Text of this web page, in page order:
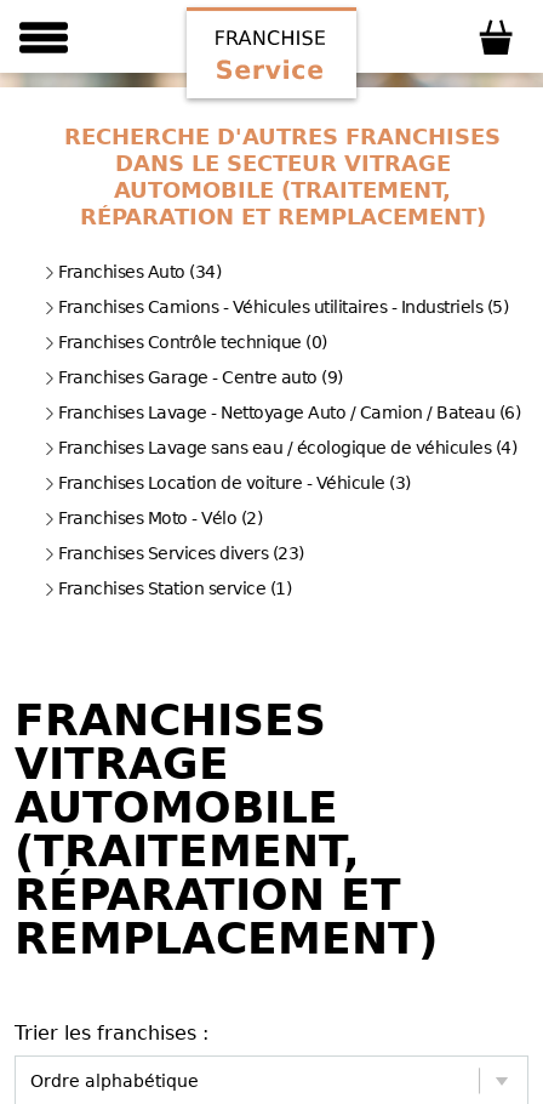
RECHERCHE D'AUTRES FRANCHISES
DANS LE SECTEUR VITRAGE
AUTOMOBILE (TRAITEMENT,
RÉPARATION ET REMPLACEMENT)
Franchises Auto (34)
Franchises Camions - Véhicules utilitaires - Industriels (5)
Franchises Contrôle technique (0)
Franchises Garage - Centre auto (9)
Franchises Lavage - Nettoyage Auto / Camion / Bateau (6)
Franchises Lavage sans eau / écologique de véhicules (4)
Franchises Location de voiture - Véhicule (3)
Franchises Moto - Vélo (2)
Franchises Services divers (23)
Franchises Station service (1)
FRANCHISES
VITRAGE
AUTOMOBILE
(TRAITEMENT,
RÉPARATION ET
REMPLACEMENT)
Trier les franchises :